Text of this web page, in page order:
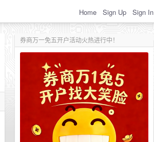
Home Sign Up Sign In
券商万一免五开户活动火热进行中！